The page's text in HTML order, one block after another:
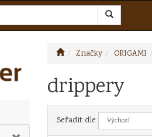
Značky ORIGAMI
drippery
Seřadit dle